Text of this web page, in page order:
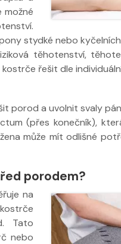
možné
stydké nebo
těhotenství,
řešit dle
porod a uvolnit svaly
(přes konečník),
může mít odlišné
porodem?
na
Tato
nebo
Nabídka léčby ve
FYZIOklinice
Nabídka masáží